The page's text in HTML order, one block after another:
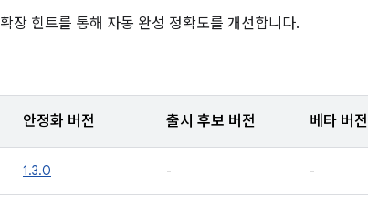
확장 힌트를 통해 자동 완성 정확도를 개선합니다.
안정화 버전 출시 후보 버전 베타 버전
1.3.0 - -